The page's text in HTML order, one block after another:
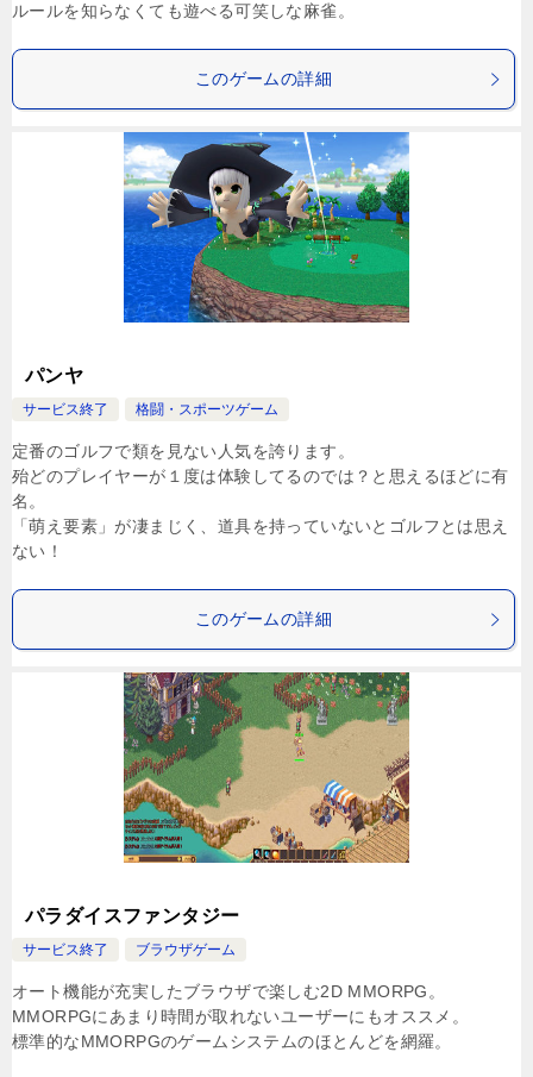
ルールを知らなくても遊べる可笑しな麻雀。
このゲームの詳細
パンヤ
サービス終了 格闘・スポーツゲーム
定番のゴルフで類を見ない人気を誇ります。
殆どのプレイヤーが１度は体験してるのでは？と思えるほどに有
名。
「萌え要素」が凄まじく、道具を持っていないとゴルフとは思え
ない！
このゲームの詳細
パラダイスファンタジー
サービス終了 ブラウザゲーム
オート機能が充実したブラウザで楽しむ2D MMORPG。
MMORPGにあまり時間が取れないユーザーにもオススメ。
標準的なMMORPGのゲームシステムのほとんどを網羅。